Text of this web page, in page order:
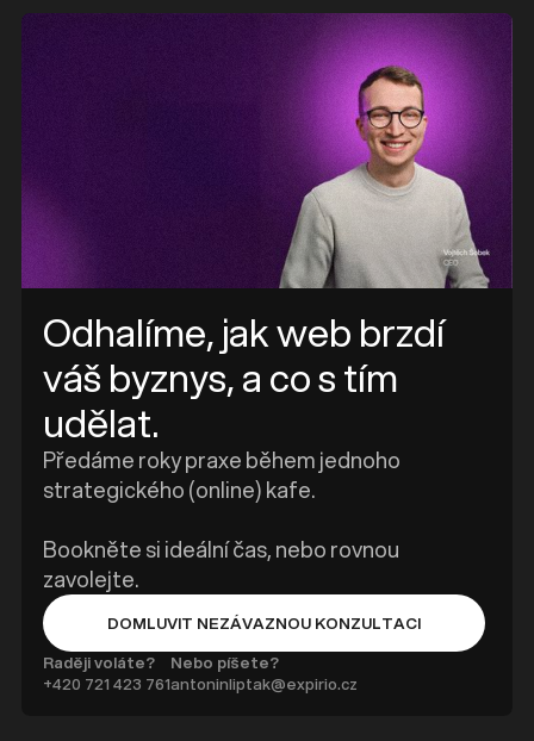
Odhalíme, jak web brzdí
váš byznys, a co s tím
udělat.
Předáme roky praxe během jednoho
strategického (online) kafe.
Bookněte si ideální čas, nebo rovnou
zavolejte.
DOMLUVIT NEZÁVAZNOU KONZULTACI
Raději voláte?
+420 ‭721 423 761
Nebo píšete?
antoninliptak@expirio.cz